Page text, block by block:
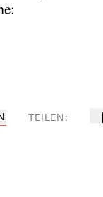
TEILEN: